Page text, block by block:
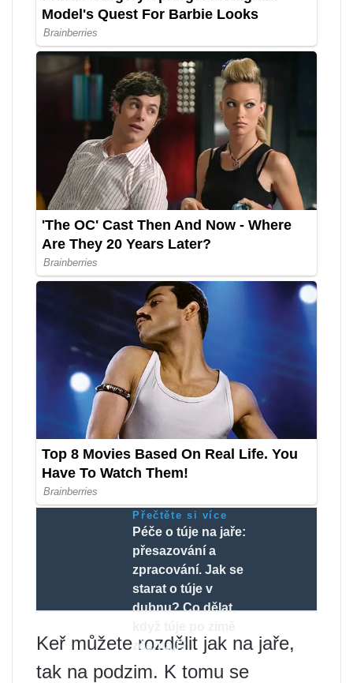
Přečtěte si více
Péče o túje na jaře:
přesazování a
zpracování. Jak se
starat o túje v
dubnu? Co dělat,
zčernají?
Keř můžete rozdělit jak na jaře,
tak na podzim. K tomu se